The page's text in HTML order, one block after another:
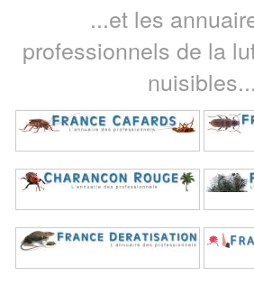
...et les
professionnels de la
nuisibles...